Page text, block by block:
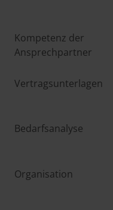
Kompetenz der
Ansprechpartner
Vertragsunterlagen
Bedarfsanalyse
Organisation